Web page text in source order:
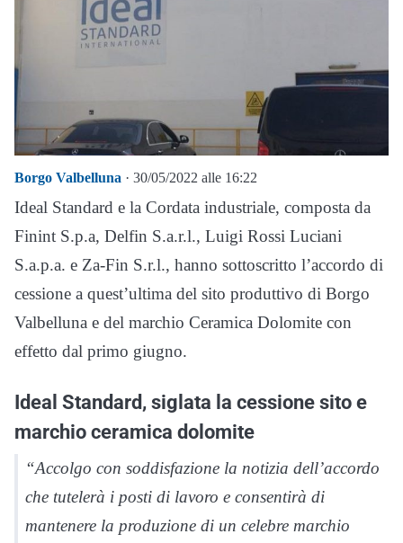
Borgo Valbelluna · 30/05/2022 alle 16:22
Ideal Standard e la Cordata industriale, composta da
Finint S.p.a, Delfin S.a.r.l., Luigi Rossi Luciani
S.a.p.a. e Za-Fin S.r.l., hanno sottoscritto l’accordo di
cessione a quest’ultima del sito produttivo di Borgo
Valbelluna e del marchio Ceramica Dolomite con
effetto dal primo giugno.
Ideal Standard, siglata la cessione sito e
marchio ceramica dolomite
“Accolgo con soddisfazione la notizia dell’accordo
che tutelerà i posti di lavoro e consentirà di
mantenere la produzione di un celebre marchio